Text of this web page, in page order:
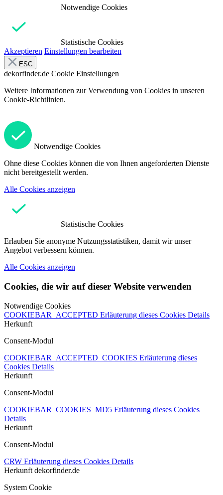
Notwendige Cookies
Statistische Cookies
Akzeptieren Einstellungen bearbeiten
ESC
dekorfinder.de Cookie Einstellungen
Weitere Informationen zur Verwendung von Cookies in unseren
Cookie-Richtlinien.
Notwendige Cookies
Ohne diese Cookies können die von Ihnen angeforderten Dienste
nicht bereitgestellt werden.
Alle Cookies anzeigen
Statistische Cookies
Erlauben Sie anonyme Nutzungsstatistiken, damit wir unser
Angebot verbessern können.
Alle Cookies anzeigen
Cookies, die wir auf dieser Website verwenden
Notwendige Cookies
COOKIEBAR_ACCEPTED Erläuterung dieses Cookies Details
Herkunft
Consent-Modul
COOKIEBAR_ACCEPTED_COOKIES Erläuterung dieses
Cookies Details
Herkunft
Consent-Modul
COOKIEBAR_COOKIES_MD5 Erläuterung dieses Cookies
Details
Herkunft
Consent-Modul
CRW Erläuterung dieses Cookies Details
Herkunft dekorfinder.de
System Cookie